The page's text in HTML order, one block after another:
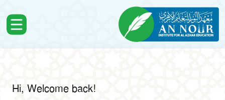
Hi, Welcome back!